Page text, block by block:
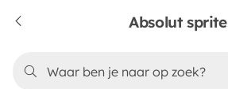
Absolut sprite